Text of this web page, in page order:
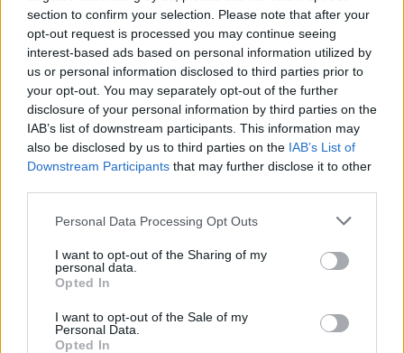
section to confirm your selection. Please note that after your
opt-out request is processed you may continue seeing
interest-based ads based on personal information utilized by
us or personal information disclosed to third parties prior to
your opt-out. You may separately opt-out of the further
disclosure of your personal information by third parties on the
IAB’s list of downstream participants. This information may
also be disclosed by us to third parties on the IAB’s List of
Downstream Participants that may further disclose it to other
Please note that this website/app uses one or more Google
not limited to your visit or usage behaviour. You may click to
grant or deny consent to Google and its third-party tags to
use your data for below specified purposes in below Google
consent section.
Personal Data Processing Opt Outs
I want to opt-out of the Sharing of my
personal data.
Opted In
I want to opt-out of the Sale of my
Personal Data.
Opted In
Προηγούμενη
Απογευματινή
Επόμενη
Εφημερίδα Συνταξιούχων